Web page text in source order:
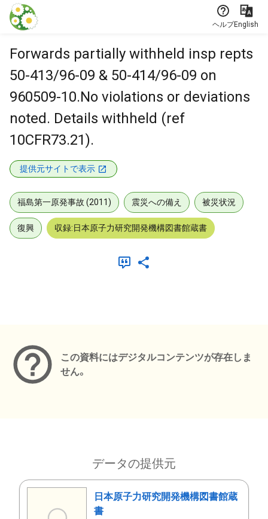
本文に飛ぶ
ヘルプEnglish
Forwards partially withheld insp repts
50-413/96-09 & 50-414/96-09 on
960509-10.No violations or deviations
noted. Details withheld (ref
10CFR73.21).
提供元サイトで表示
福島第一原発事故 (2011) 震災への備え 被災状況
復興 収録:日本原子力研究開発機構図書館蔵書
この資料にはデジタルコンテンツが存在しま
せん。
データの提供元
日本原子力研究開発機構図書館蔵
書